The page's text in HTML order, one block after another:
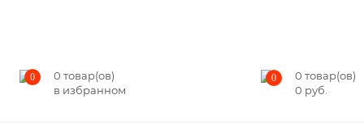
0 0 товар(ов)
в избранном
0 0 товар(ов)
0 руб.